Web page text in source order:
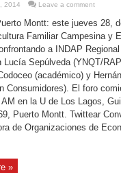
2014 Leave a comment
Montt: este jueves 28,
Familiar Campesina y
a INDAP
Lucía Sepúlveda (YNQT/
(académico) y
Consumidores). El foro
en la U de Los Lagos,
Puerto Montt. Twittear
de Organizaciones de
»